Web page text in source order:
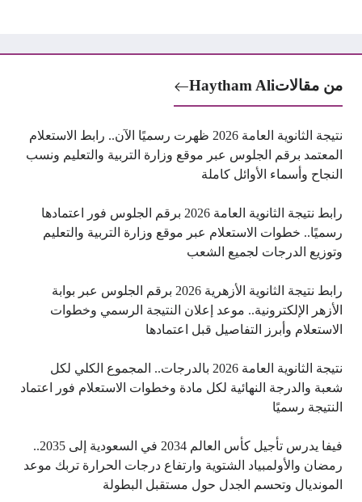
من مقالاتHaytham Ali
نتيجة الثانوية العامة 2026 ظهرت رسميًا الآن.. رابط الاستعلام
المعتمد برقم الجلوس عبر موقع وزارة التربية والتعليم ونسب
النجاح وأسماء الأوائل كاملة
رابط نتيجة الثانوية العامة 2026 برقم الجلوس فور اعتمادها
رسميًا.. خطوات الاستعلام عبر موقع وزارة التربية والتعليم
وتوزيع الدرجات لجميع الشعب
رابط نتيجة الثانوية الأزهرية 2026 برقم الجلوس عبر بوابة
الأزهر الإلكترونية.. موعد إعلان النتيجة الرسمي وخطوات
الاستعلام وأبرز التفاصيل قبل اعتمادها
نتيجة الثانوية العامة 2026 بالدرجات.. المجموع الكلي لكل
شعبة والدرجة النهائية لكل مادة وخطوات الاستعلام فور اعتماد
النتيجة رسميًا
فيفا يدرس تأجيل كأس العالم 2034 في السعودية إلى 2035..
رمضان والأولمبياد الشتوية وارتفاع درجات الحرارة تربك موعد
المونديال وتحسم الجدل حول مستقبل البطولة